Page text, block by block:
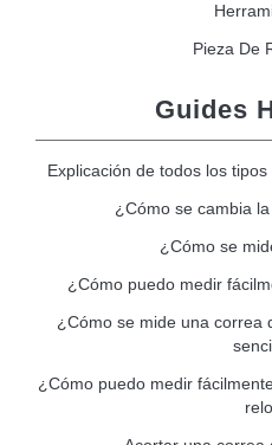
Pieza De
Guides
Explicación de todos los
¿Cómo se cambia
¿Cómo se
¿Cómo puedo medir
¿Cómo se mide una correa
¿Cómo puedo medir